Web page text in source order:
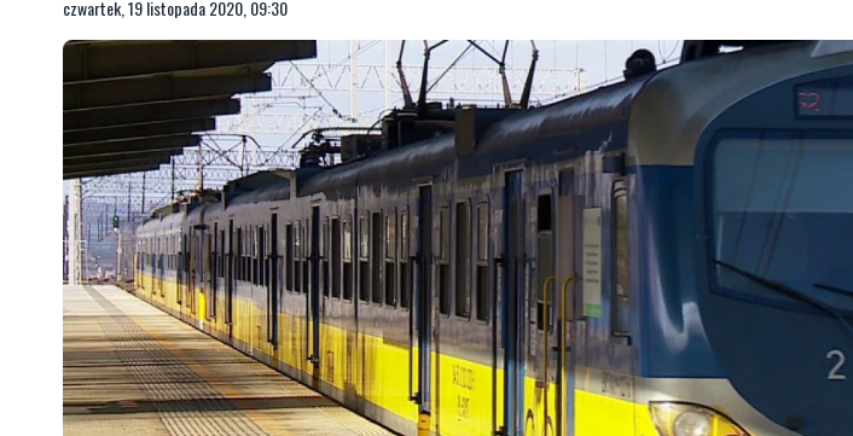
czwartek, 19 listopada 2020, 09:30